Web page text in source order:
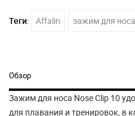
Теги: Affalin зажим для носа
Обзор
Зажим для носа Nose Clip 10
для плавания и тренировок, в